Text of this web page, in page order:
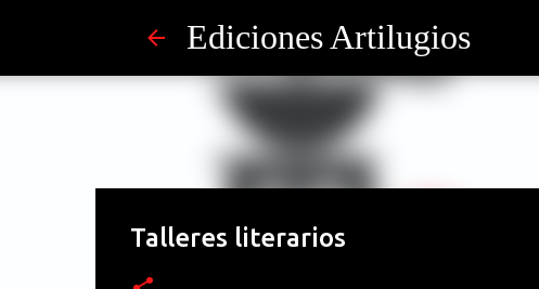
Ediciones Artilugios
Talleres literarios